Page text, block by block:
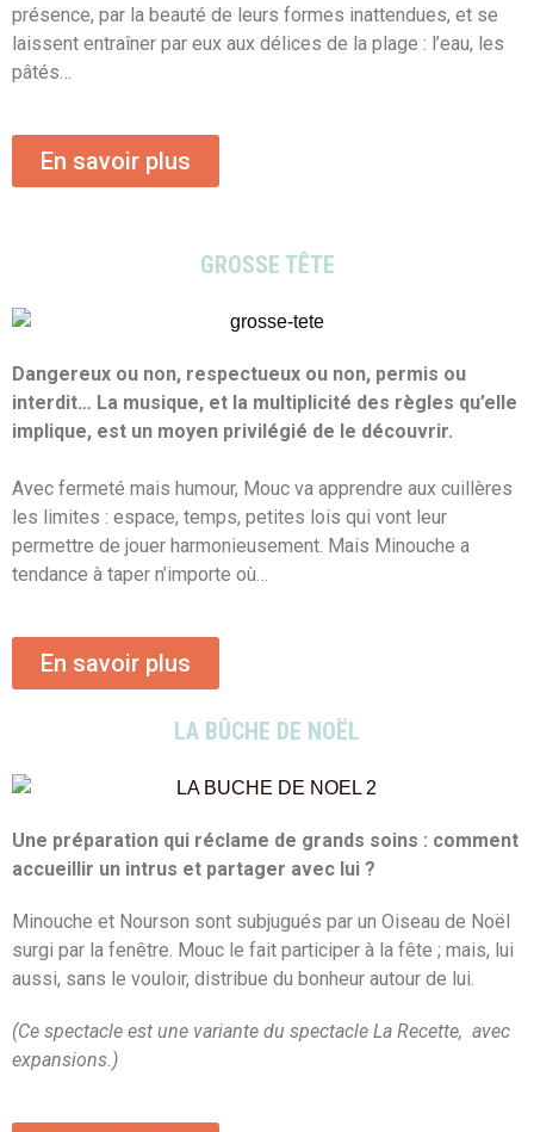
présence, par la beauté de leurs formes inattendues, et se
laissent entraîner par eux aux délices de la plage : l’eau, les
pâtés…
En savoir plus
GROSSE TÊTE
Dangereux ou non, respectueux ou non, permis ou
interdit… La musique, et la multiplicité des règles qu’elle
implique, est un moyen privilégié de le découvrir.
Avec fermeté mais humour, Mouc va apprendre aux cuillères
les limites : espace, temps, petites lois qui vont leur
permettre de jouer harmonieusement. Mais Minouche a
tendance à taper n’importe où…
En savoir plus
LA BÛCHE DE NOËL
Une préparation qui réclame de grands soins : comment
accueillir un intrus et partager avec lui ?
Minouche et Nourson sont subjugués par un Oiseau de Noël
surgi par la fenêtre. Mouc le fait participer à la fête ; mais, lui
aussi, sans le vouloir, distribue du bonheur autour de lui.
(Ce spectacle est une variante du spectacle La Recette, avec
expansions.)